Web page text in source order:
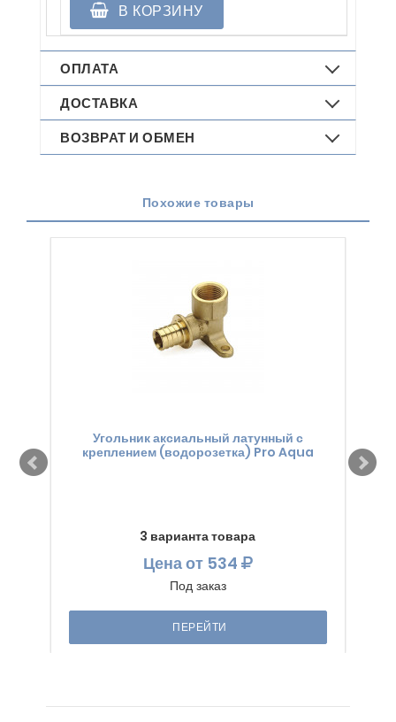
В КОРЗИНУ
ОПЛАТА
ДОСТАВКА
ВОЗВРАТ И ОБМЕН
Похожие товары
Угольник аксиальный латунный с
креплением (водорозетка) Pro Aqua
3 варианта товара
Ценаот 534
Под заказ
ПЕРЕЙТИ